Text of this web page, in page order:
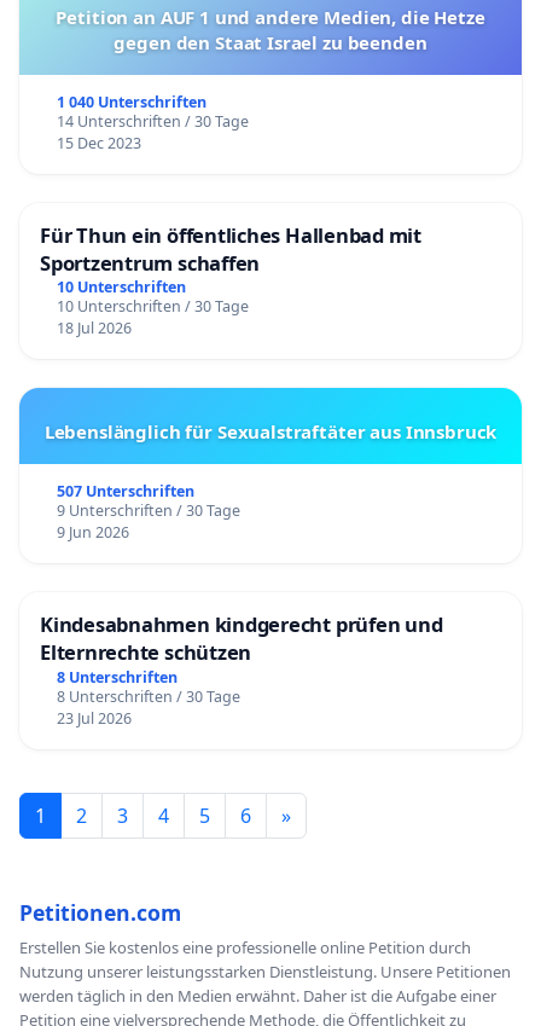
Petition an AUF 1 und andere Medien, die Hetze
gegen den Staat Israel zu beenden
1 040 Unterschriften
14 Unterschriften / 30 Tage
15 Dec 2023
Für Thun ein öffentliches Hallenbad mit
Sportzentrum schaffen
10 Unterschriften
10 Unterschriften / 30 Tage
18 Jul 2026
Lebenslänglich für Sexualstraftäter aus Innsbruck
507 Unterschriften
9 Unterschriften / 30 Tage
9 Jun 2026
Kindesabnahmen kindgerecht prüfen und
Elternrechte schützen
8 Unterschriften
8 Unterschriften / 30 Tage
23 Jul 2026
1 2 3 4 5 6 »
Petitionen.com
Erstellen Sie kostenlos eine professionelle online Petition durch
Nutzung unserer leistungsstarken Dienstleistung. Unsere Petitionen
werden täglich in den Medien erwähnt. Daher ist die Aufgabe einer
Petition eine vielversprechende Methode, die Öffentlichkeit zu